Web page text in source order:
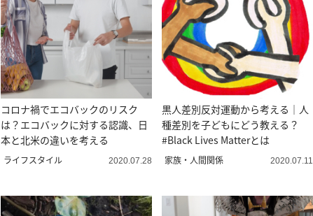
コロナ禍でエコバックのリスク
は？エコバックに対する認識、日
本と北米の違いを考える
ライフスタイル 2020.07.28
黒人差別反対運動から考える｜人
種差別を子どもにどう教える？
#Black Lives Matterとは
家族・人間関係 2020.07.11